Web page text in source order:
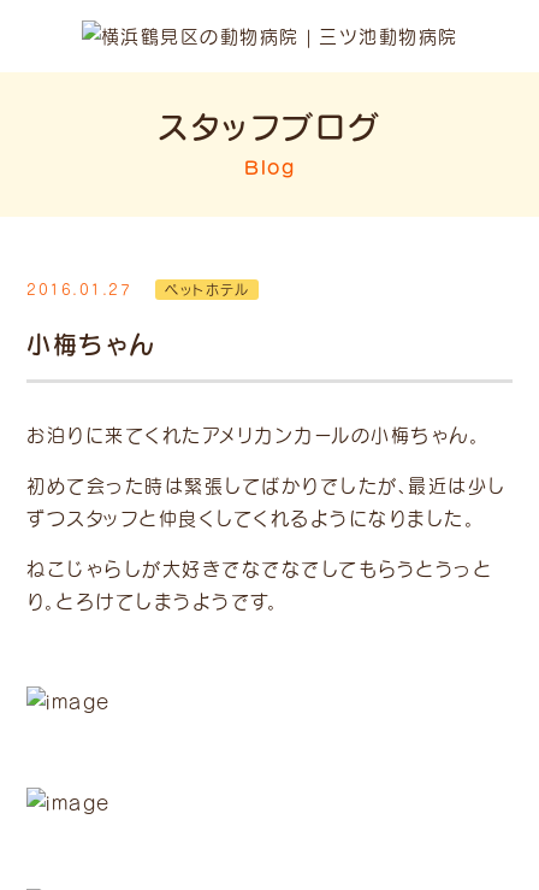
スタッフブログ
Blog
2016.01.27 ペットホテル
小梅ちゃん
お泊りに来てくれたアメリカンカールの小梅ちゃん。
初めて会った時は緊張してばかりでしたが、最近は少し
ずつスタッフと仲良くしてくれるようになりました。
ねこじゃらしが大好きでなでなでしてもらうとうっと
り。とろけてしまうようです。